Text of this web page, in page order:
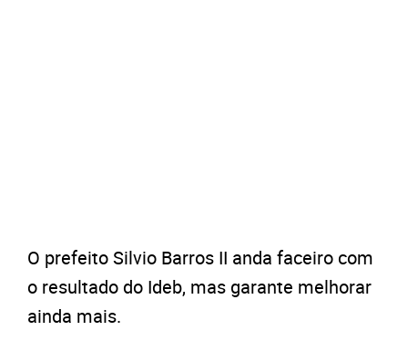
O prefeito Silvio Barros II anda faceiro com
o resultado do Ideb, mas garante melhorar
ainda mais.